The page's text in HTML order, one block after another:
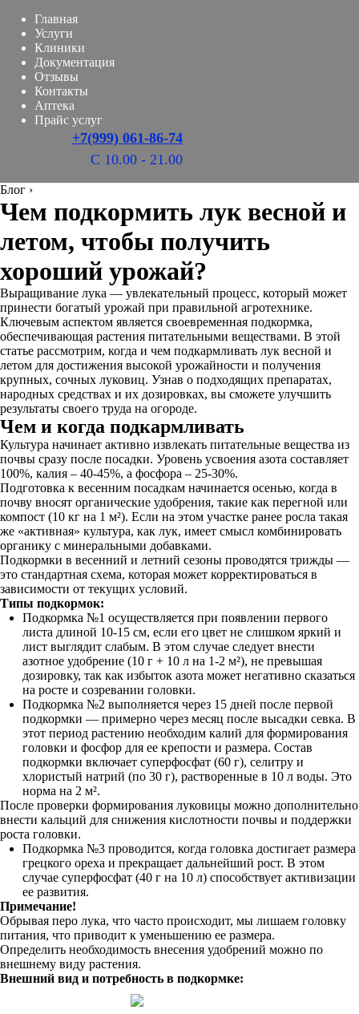
Главная
Услуги
Клиники
Документация
Отзывы
Контакты
Аптека
Прайс услуг
+7(999) 061-86-74
С 10.00 - 21.00
Блог ›
Чем подкормить лук весной и
летом, чтобы получить
хороший урожай?
Выращивание лука — увлекательный процесс, который может
принести богатый урожай при правильной агротехнике.
Ключевым аспектом является своевременная подкормка,
обеспечивающая растения питательными веществами. В этой
статье рассмотрим, когда и чем подкармливать лук весной и
летом для достижения высокой урожайности и получения
крупных, сочных луковиц. Узнав о подходящих препаратах,
народных средствах и их дозировках, вы сможете улучшить
результаты своего труда на огороде.
Чем и когда подкармливать
Культура начинает активно извлекать питательные вещества из
почвы сразу после посадки. Уровень усвоения азота составляет
100%, калия – 40-45%, а фосфора – 25-30%.
Подготовка к весенним посадкам начинается осенью, когда в
почву вносят органические удобрения, такие как перегной или
компост (10 кг на 1 м²). Если на этом участке ранее росла такая
же «активная» культура, как лук, имеет смысл комбинировать
органику с минеральными добавками.
Подкормки в весенний и летний сезоны проводятся трижды —
это стандартная схема, которая может корректироваться в
зависимости от текущих условий.
Типы подкормок:
Подкормка №1 осуществляется при появлении первого
листа длиной 10-15 см, если его цвет не слишком яркий и
лист выглядит слабым. В этом случае следует внести
азотное удобрение (10 г + 10 л на 1-2 м²), не превышая
дозировку, так как избыток азота может негативно сказаться
на росте и созревании головки.
Подкормка №2 выполняется через 15 дней после первой
подкормки — примерно через месяц после высадки севка. В
этот период растению необходим калий для формирования
головки и фосфор для ее крепости и размера. Состав
подкормки включает суперфосфат (60 г), селитру и
хлористый натрий (по 30 г), растворенные в 10 л воды. Это
норма на 2 м².
После проверки формирования луковицы можно дополнительно
внести кальций для снижения кислотности почвы и поддержки
роста головки.
Подкормка №3 проводится, когда головка достигает размера
грецкого ореха и прекращает дальнейший рост. В этом
случае суперфосфат (40 г на 10 л) способствует активизации
ее развития.
Примечание!
Обрывая перо лука, что часто происходит, мы лишаем головку
питания, что приводит к уменьшению ее размера.
Определить необходимость внесения удобрений можно по
внешнему виду растения.
Внешний вид и потребность в подкормке: